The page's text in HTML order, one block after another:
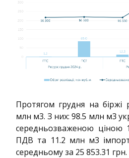
Протягом грудня на біржі
млн м3. З них: 98.5 млн м3
середньозваженою ціною
ПДВ та 11.2 млн м3
середньому за 25 853.31 грн.